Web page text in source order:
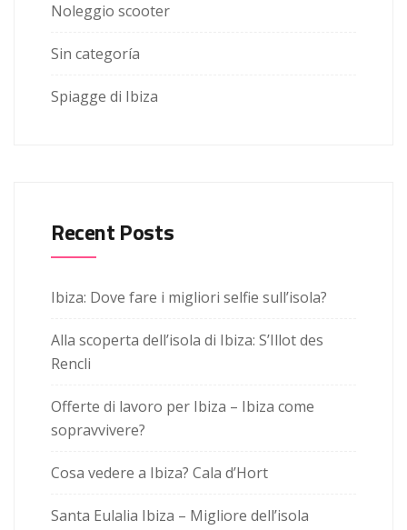
Noleggio scooter
Sin categoría
Spiagge di Ibiza
Recent Posts
Ibiza: Dove fare i migliori selfie sull’isola?
Alla scoperta dell’isola di Ibiza: S’Illot des
Rencli
Offerte di lavoro per Ibiza – Ibiza come
sopravvivere?
Cosa vedere a Ibiza? Cala d’Hort
Santa Eulalia Ibiza – Migliore dell’isola